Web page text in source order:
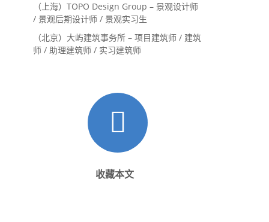
（上海）TOPO Design Group – 景观设计师
/ 景观后期设计师 / 景观实习生
（北京）大屿建筑事务所 – 项目建筑师 / 建筑
师 / 助理建筑师 / 实习建筑师
收藏本文